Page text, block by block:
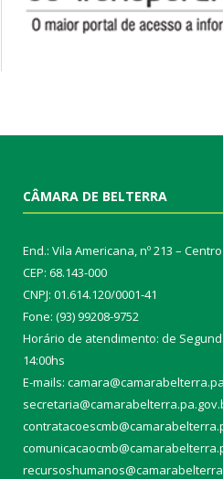
CÂMARA DE BELTERRA
End.: Vila Americana, nº 213 –
CEP: 68.143-000
CNPJ: 01.614.120/0001-41
Fone: (93) 99208-9752
Horário de atendimento: de
14:00hs
E-mails: